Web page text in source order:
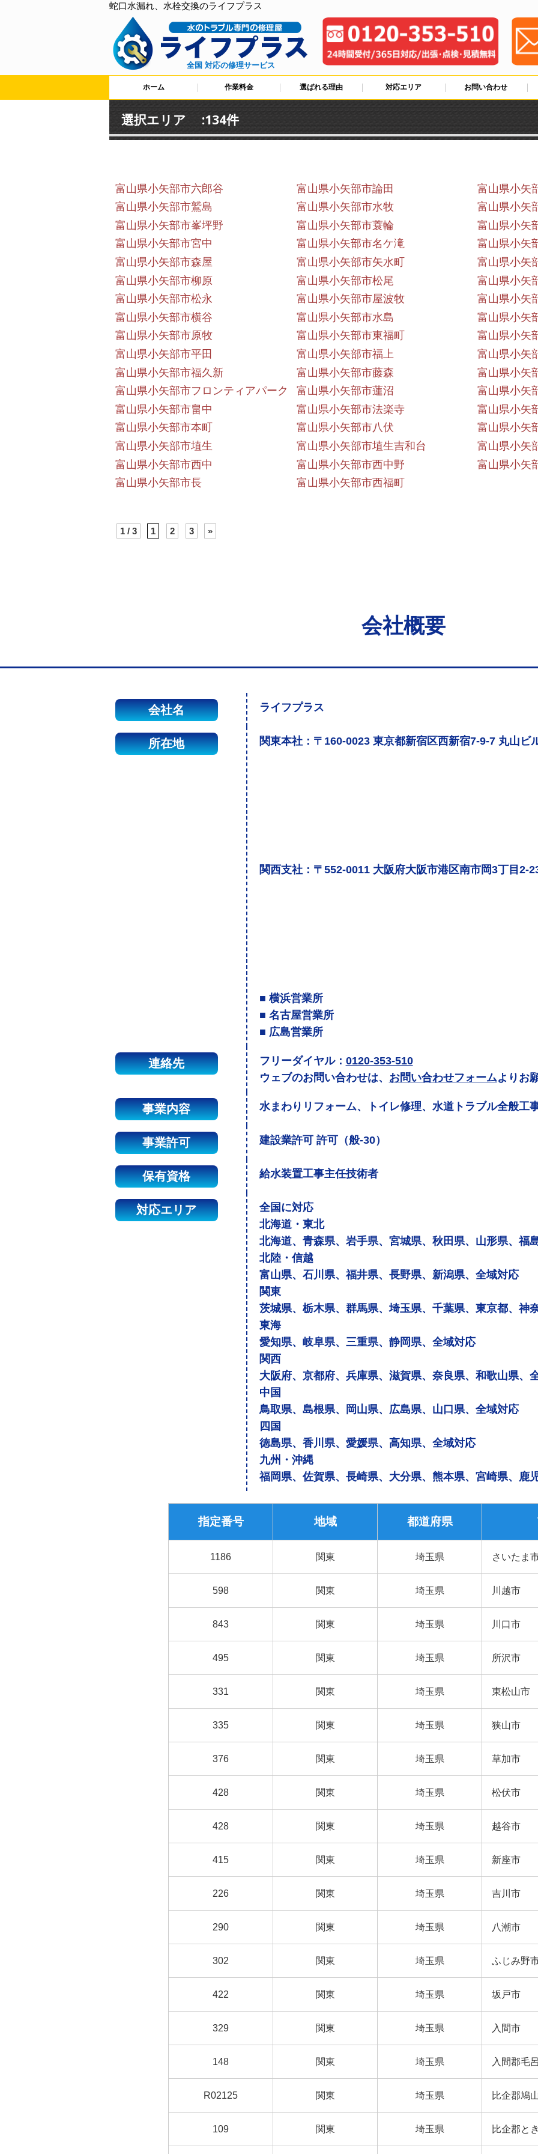
蛇口水漏れ、水栓交換のライフプラス
全国 対応の修理サービス
ホーム 作業料金 選ばれる理由 対応エリア お問い合わせ
選択エリア :134件
富山県小矢部市六郎谷 富山県小矢部市論田
富山県小矢
富山県小矢部市鷲島
富山県小矢部市水牧
富山県小矢
富山県小矢部市峯坪野
富山県小矢部市蓑輪
富山県小矢
富山県小矢部市宮中
富山県小矢部市名ケ滝
富山県小矢
富山県小矢部市森屋
富山県小矢部市矢水町
富山県小矢
富山県小矢部市柳原
富山県小矢部市松尾
富山県小矢
富山県小矢部市松永
富山県小矢部市屋波牧
富山県小矢
富山県小矢部市横谷
富山県小矢部市水島
富山県小矢
富山県小矢部市原牧
富山県小矢部市東福町
富山県小矢
富山県小矢部市平田
富山県小矢部市福上
富山県小矢
富山県小矢部市福久新
富山県小矢部市藤森
富山県小矢
富山県小矢部市フロンティアパーク
富山県小矢部市蓮沼
富山県小矢
富山県小矢部市畠中
富山県小矢部市法楽寺
富山県小矢
富山県小矢部市本町
富山県小矢部市八伏
富山県小矢
富山県小矢部市埴生
富山県小矢部市埴生吉和台
富山県小矢
富山県小矢部市西中
富山県小矢部市西中野
富山県小矢
富山県小矢部市長
富山県小矢部市西福町
1 / 3 1 2 3 »
会社概要
会社名 ライフプラス
所在地 関東本社：〒160-0023 東京都新宿区西新宿7-9-7 丸山ビ
関西支社：〒552-0011 大阪府大阪市港区南市岡3丁目2-
■ 横浜営業所
■ 名古屋営業所
■ 広島営業所
連絡先 フリーダイヤル： 0120-353-510
ウェブのお問い合わせは、 お問い合わせフォームよりお
事業内容 水まわりリフォーム、トイレ修理、水道トラブル全般工
事業許可 建設業許可 許可（般-30）
保有資格 給水装置工事主任技術者
対応エリア
全国に対応
北海道・東北
北海道、青森県、岩手県、宮城県、秋田県、山形県、福
北陸・信越
富山県、石川県、福井県、長野県、新潟県、全域対応
関東
茨城県、栃木県、群馬県、埼玉県、千葉県、東京都、神
東海
愛知県、岐阜県、三重県、静岡県、全域対応
関西
大阪府、京都府、兵庫県、滋賀県、奈良県、和歌山県、
中国
鳥取県、島根県、岡山県、広島県、山口県、全域対応
四国
徳島県、香川県、愛媛県、高知県、全域対応
九州・沖縄
福岡県、佐賀県、長崎県、大分県、熊本県、宮崎県、鹿
指定番号 地域 都道府県
1186 関東 埼玉県 さいたま
598 関東 埼玉県 川越市
843 関東 埼玉県 川口市
495 関東 埼玉県 所沢市
331 関東 埼玉県 東松山市
335 関東 埼玉県 狭山市
376 関東 埼玉県 草加市
428 関東 埼玉県 松伏市
428 関東 埼玉県 越谷市
415 関東 埼玉県 新座市
226 関東 埼玉県 吉川市
290 関東 埼玉県 八潮市
302 関東 埼玉県 ふじみ野
422 関東 埼玉県 坂戸市
329 関東 埼玉県 入間市
148 関東 埼玉県 入間郡毛
R02125 関東 埼玉県 比企郡鳩
109 関東 埼玉県 比企郡と